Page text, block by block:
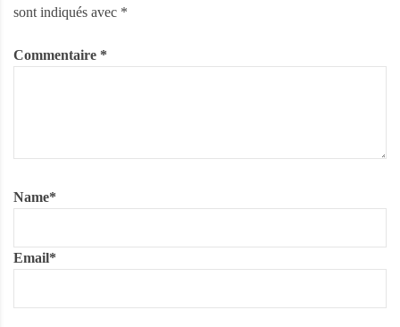
sont indiqués avec *
Commentaire *
Name*
Email*